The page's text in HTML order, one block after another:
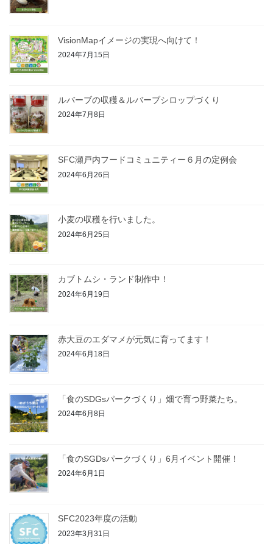
VisionMapイメージの実現へ向けて！
2024年7月15日
ルバーブの収穫＆ルバーブシロップづくり
2024年7月8日
SFC瀬戸内フードコミュニティー６月の定例会
2024年6月26日
小麦の収穫を行いました。
2024年6月25日
カブトムシ・ランド制作中！
2024年6月19日
赤大豆のエダマメが元気に育ってます！
2024年6月18日
「食のSDGsパークづくり」畑で育つ野菜たち。
2024年6月8日
「食のSGDsパークづくり」6月イベント開催！
2024年6月1日
SFC2023年度の活動
2023年3月31日